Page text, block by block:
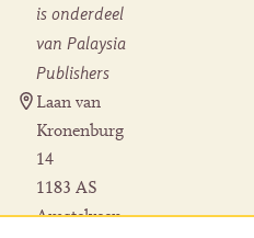
is onderdeel
van Palaysia
Publishers
Laan van
Kronenburg
14
1183 AS
Amstelveen